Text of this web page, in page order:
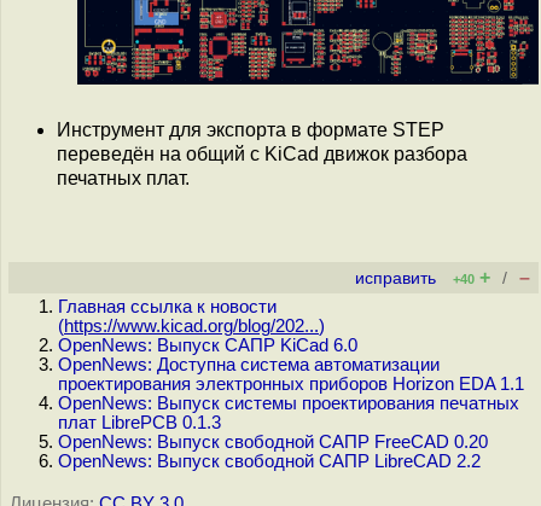
Инструмент для экспорта в формате STEP
переведён на общий с KiCad движок разбора
печатных плат.
исправить +40 + / –
Главная ссылка к новости
(https://www.kicad.org/blog/202...)
OpenNews: Выпуск САПР KiCad 6.0
OpenNews: Доступна система автоматизации
проектирования электронных приборов Horizon EDA 1.1
OpenNews: Выпуск системы проектирования печатных
плат LibrePCB 0.1.3
OpenNews: Выпуск свободной САПР FreeCAD 0.20
OpenNews: Выпуск свободной САПР LibreCAD 2.2